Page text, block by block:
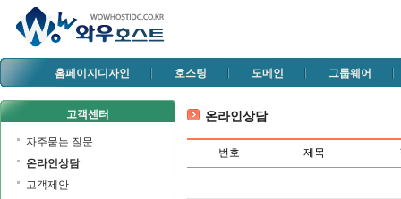
홈페이지디자인 호스팅 도메인 그룹웨어
고객센터
자주묻는 질문
온라인상담
고객제안
온라인상담
번호 제목